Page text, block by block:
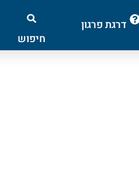
דרגת פרגון
חיפוש